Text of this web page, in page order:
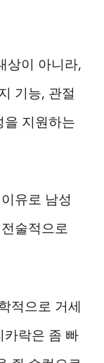
상이 아니라,
기능, 관절
을 지원하는
유로 남성
술적으로
적으로 거세
카락은 좀 빠